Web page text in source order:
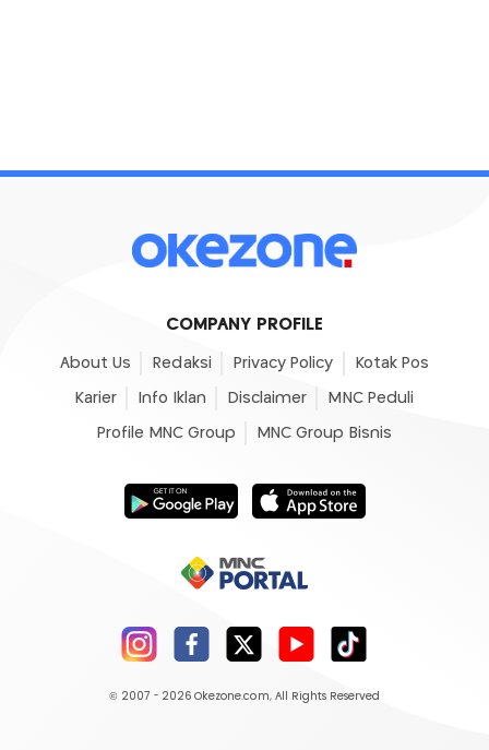
COMPANY PROFILE
About Us Redaksi Privacy Policy Kotak Pos
Karier Info Iklan Disclaimer MNC Peduli
Profile MNC Group MNC Group Bisnis
© 2007 - 2026 Okezone.com, All Rights Reserved